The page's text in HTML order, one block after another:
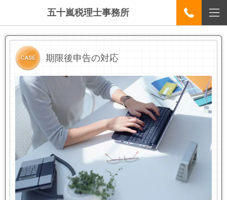
五十嵐税理士事務所
期限後申告の対応